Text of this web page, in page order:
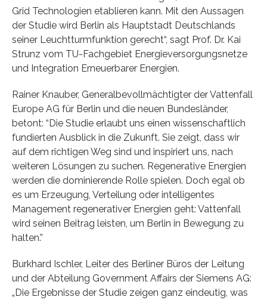
Grid Technologien etablieren kann. Mit den Aussagen
der Studie wird Berlin als Hauptstadt Deutschlands
seiner Leuchtturmfunktion gerecht“, sagt Prof. Dr. Kai
Strunz vom TU-Fachgebiet Energieversorgungsnetze
und Integration Erneuerbarer Energien.
Rainer Knauber, Generalbevollmächtigter der Vattenfall
Europe AG für Berlin und die neuen Bundesländer,
betont: “Die Studie erlaubt uns einen wissenschaftlich
fundierten Ausblick in die Zukunft. Sie zeigt, dass wir
auf dem richtigen Weg sind und inspiriert uns, nach
weiteren Lösungen zu suchen. Regenerative Energien
werden die dominierende Rolle spielen. Doch egal ob
es um Erzeugung, Verteilung oder intelligentes
Management regenerativer Energien geht: Vattenfall
wird seinen Beitrag leisten, um Berlin in Bewegung zu
halten.”
Burkhard Ischler, Leiter des Berliner Büros der Leitung
und der Abteilung Government Affairs der Siemens AG:
„Die Ergebnisse der Studie zeigen ganz eindeutig, was